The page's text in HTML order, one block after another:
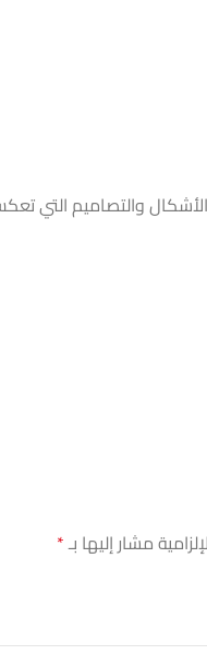
والتصاميم التي
مشار إليها بـ*